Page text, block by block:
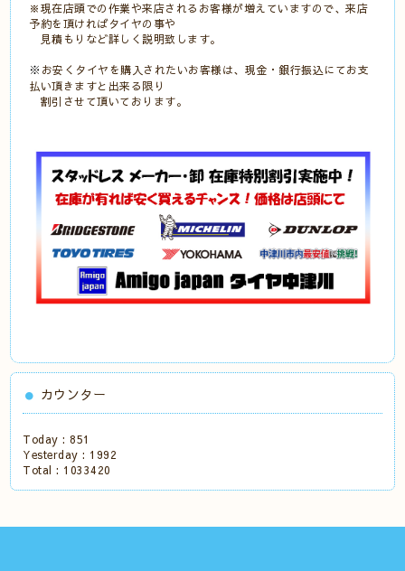
※現在店頭での作業や来店されるお客様が増えていますので、来店
予約を頂ければタイヤの事や
見積もりなど詳しく説明致します。
※ お安くタイヤを購入されたいお客様は、現金・銀行振込にてお支
払い頂きますと出来る限り
割引させて頂いております。
カウンター
Today : 851
Yesterday : 1992
Total : 1033420